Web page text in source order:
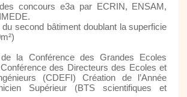
concours e3a par ECRIN, ENSAM,
second bâtiment doublant la superficie
la Conférence des Grandes Ecoles
des Directeurs des Ecoles et
(CDEFI) Création de l’Année
Supérieur (BTS scientifiques et